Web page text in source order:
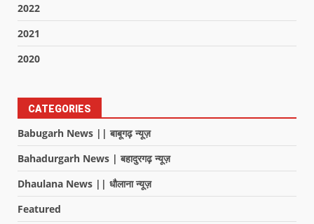
2022
2021
2020
CATEGORIES
Babugarh News || बाबूगढ़ न्यूज़
Bahadurgarh News | बहादुरगढ़ न्यूज़
Dhaulana News || धौलाना न्यूज़
Featured